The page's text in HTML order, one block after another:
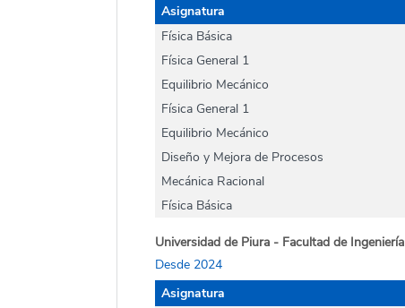
Asignatura
Física Básica
Física General 1
Equilibrio Mecánico
Física General 1
Equilibrio Mecánico
Diseño y Mejora de Procesos
Mecánica Racional
Física Básica
Universidad de Piura - Facultad de Ingeniería
Desde 2024
Asignatura